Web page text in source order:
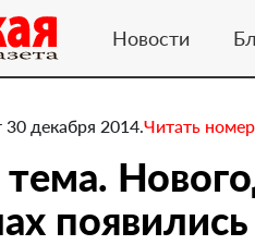
Новости
30 декабря 2014.Читать номер